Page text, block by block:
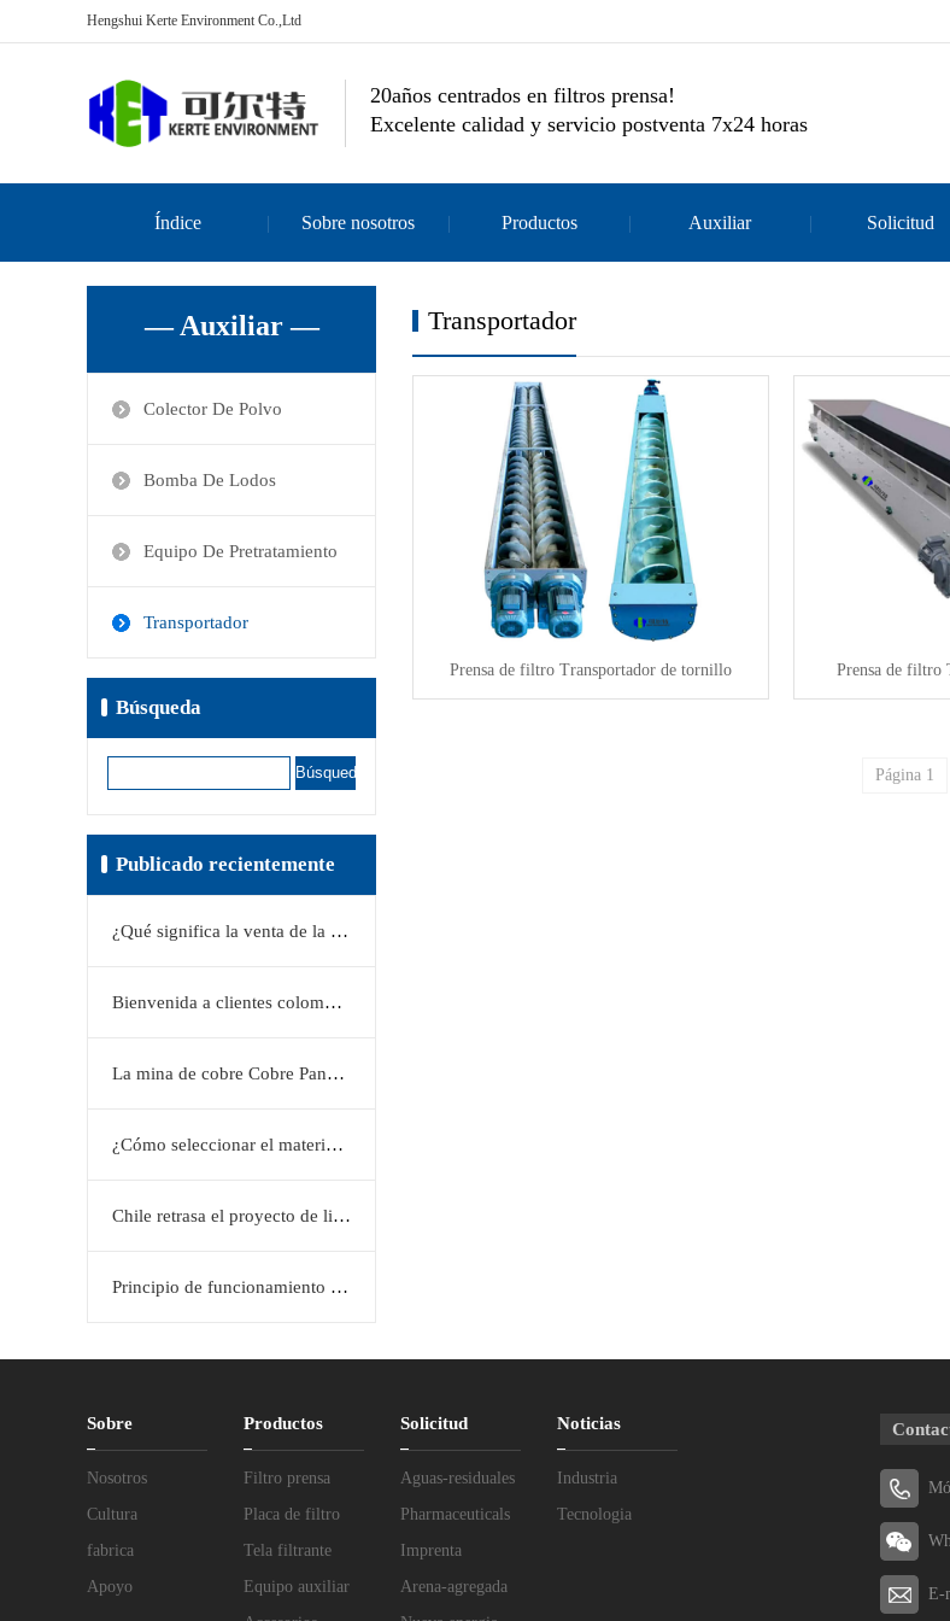
Hengshui Kerte Environment Co.,Ltd
20años centrados en filtros prensa!
Excelente calidad y servicio postventa 7x24 horas
Índice Sobre nosotros Productos Auxiliar Solicitud
— Auxiliar —
Colector De Polvo
Bomba De Lodos
Equipo De Pretratamiento
Transportador
Búsqueda
Publicado recientemente
¿Qué significa la venta de la participación de First Quantum en el proyecto de cobre Taca Taca?
Bienvenida a clientes colombianos a la fábrica de filtros prensa KERTE
La mina de cobre Cobre Panamá, en Panamá, se acerca a su reinicio.
¿Cómo seleccionar el material de la placa filtrante: polipropileno, caucho o acero inoxidable?
Chile retrasa el proyecto de litio de Maricunga hasta 2034.
Principio de funcionamiento del filtro prensa: Solución eficiente de separación sólido-líquido
Transportador
Prensa de filtro Transportador de tornillo Prensa de filtro
Página 1
Sobre
Nosotros
Cultura
fabrica
Apoyo
Productos
Filtro prensa
Placa de filtro
Tela filtrante
Equipo auxiliar
Solicitud
Aguas-residuales
Pharmaceuticals
Imprenta
Arena-agregada
Noticias
Industria
Tecnologia
E-